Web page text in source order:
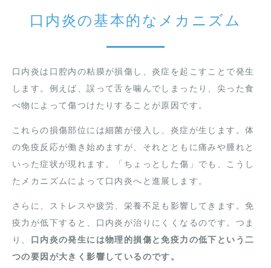
口内炎の基本的なメカニズム
口内炎は口腔内の粘膜が損傷し、炎症を起こすことで発生
します。例えば、誤って舌を噛んでしまったり、尖った食
べ物によって傷つけたりすることが原因です。
これらの損傷部位には細菌が侵入し、炎症が生じます。体
の免疫反応が働き始めますが、それとともに痛みや腫れと
いった症状が現れます。「ちょっとした傷」でも、こうし
たメカニズムによって口内炎へと進展します。
さらに、ストレスや疲労、栄養不足も影響してきます。免
疫力が低下すると、口内炎が治りにくくなるのです。つま
り、 口内炎の発生には物理的損傷と免疫力の低下という二
つの要因が大きく影響しているのです。